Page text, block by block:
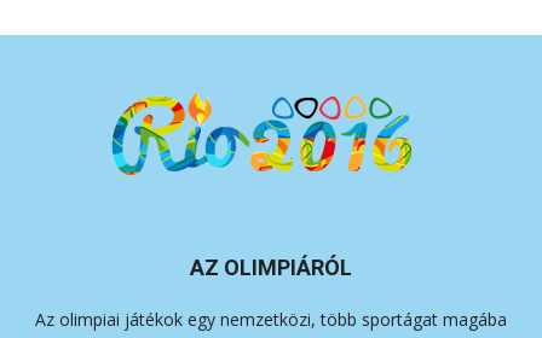
AZ OLIMPIÁRÓL
Az olimpiai játékok egy nemzetközi, több sportágat magába